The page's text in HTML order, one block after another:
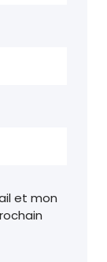
et mon